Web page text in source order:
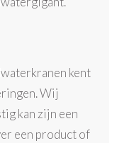
kent
Wij
kan zijn een
een product of